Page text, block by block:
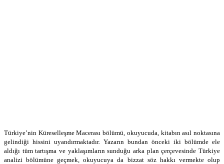
Türkiye’nin Küreselleşme Macerası bölümü, okuyucuda, kitabın asıl noktasına
gelindiği hissini uyandırmaktadır. Yazarın bundan önceki iki bölümde ele
aldığı tüm tartışma ve yaklaşımların sunduğu arka plan çerçevesinde Türkiye
analizi bölümüne geçmek, okuyucuya da bizzat söz hakkı vermekte olup